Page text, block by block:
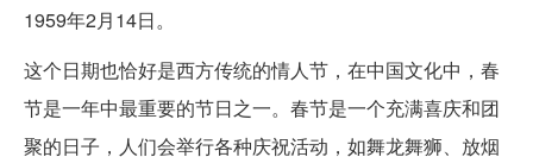
1959年2月14日。
这个日期也恰好是西方传统的情人节，在中国文化中，春
节是一年中最重要的节日之一。春节是一个充满喜庆和团
聚的日子，人们会举行各种庆祝活动，如舞龙舞狮、放烟